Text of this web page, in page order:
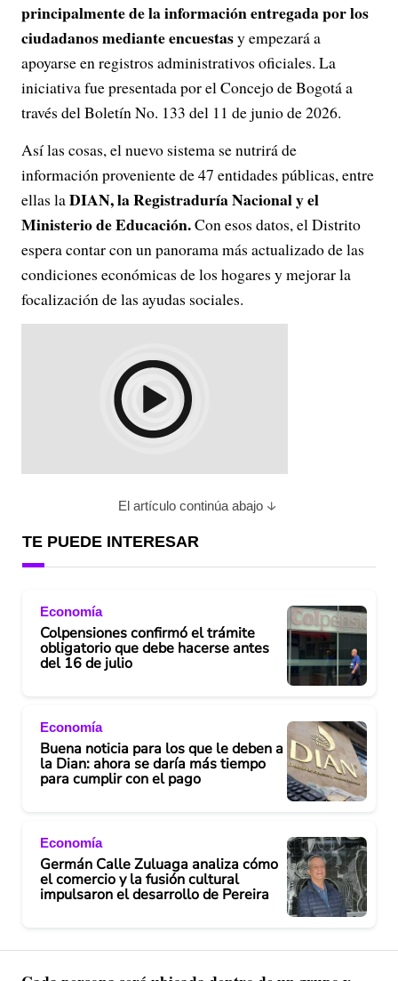
principalmente de la información entregada por los
ciudadanos mediante encuestasy empezará a
apoyarse en registros administrativos oficiales. La
iniciativa fue presentada por el Concejo de Bogotá a
través del Boletín No. 133 del 11 de junio de 2026.
Así las cosas, el nuevo sistema se nutrirá de
información proveniente de 47 entidades públicas, entre
ellas laDIAN, la Registraduría Nacional y el
Ministerio de Educación.Con esos datos, el Distrito
espera contar con un panorama más actualizado de las
condiciones económicas de los hogares y mejorar la
focalización de las ayudas sociales.
El artículo continúa abajo
TE PUEDE INTERESAR
Economía
Colpensiones confirmó el trámite
obligatorio que debe hacerse antes
del 16 de julio
Economía
Buena noticia para los que le deben a
la Dian: ahora se daría más tiempo
para cumplir con el pago
Economía
Germán Calle Zuluaga analiza cómo
el comercio y la fusión cultural
impulsaron el desarrollo de Pereira